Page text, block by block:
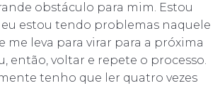
obstáculo para mim. Estou
estou tendo problemas naquele
leva para virar para a próxima
então, voltar e repete o processo.
tenho que ler quatro vezes